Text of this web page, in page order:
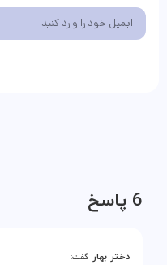
6 پاسخ
دختر بهار گفت: